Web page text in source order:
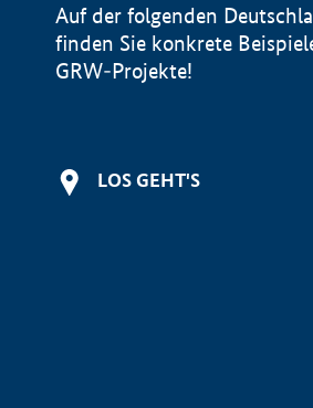
Auf der folgenden
finden Sie konkrete
GRW-Projekte!
LOS GEHT'S